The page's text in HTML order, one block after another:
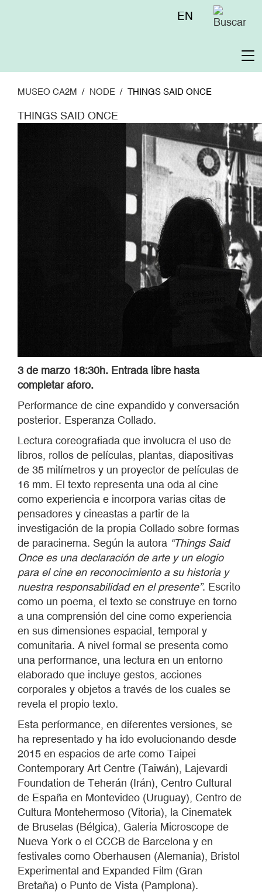
Menú
EN
MUSEO CA2M NODE THINGS SAID ONCE
THINGS SAID ONCE
3 de marzo 18:30h. Entrada libre hasta
completar aforo.
Performance de cine expandido y conversación
posterior. Esperanza Collado.
Lectura coreografiada que involucra el uso de
libros, rollos de películas, plantas, diapositivas
de 35 milímetros y un proyector de películas de
16 mm. El texto representa una oda al cine
como experiencia e incorpora varias citas de
pensadores y cineastas a partir de la
investigación de la propia Collado sobre formas
de paracinema. Según la autora “Things Said
Once es una declaración de arte y un elogio
para el cine en reconocimiento a su historia y
nuestra responsabilidad en el presente”. Escrito
como un poema, el texto se construye en torno
a una comprensión del cine como experiencia
en sus dimensiones espacial, temporal y
comunitaria. A nivel formal se presenta como
una performance, una lectura en un entorno
elaborado que incluye gestos, acciones
corporales y objetos a través de los cuales se
revela el propio texto.
Esta performance, en diferentes versiones, se
ha representado y ha ido evolucionando desde
2015 en espacios de arte como Taipei
Contemporary Art Centre (Taiwán), Lajevardi
Foundation de Teherán (Irán), Centro Cultural
de España en Montevideo (Uruguay), Centro de
Cultura Montehermoso (Vitoria), la Cinematek
de Bruselas (Bélgica), Galeria Microscope de
Nueva York o el CCCB de Barcelona y en
festivales como Oberhausen (Alemania), Bristol
Experimental and Expanded Film (Gran
Bretaña) o Punto de Vista (Pamplona).